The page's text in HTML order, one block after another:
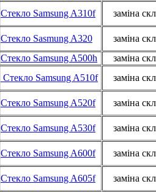
Стекло Samsung A310f заміна
Стекло Sasmung A320
заміна
Стекло Samsung A500h
заміна
Стекло Samsung A510f заміна
Стекло Samsung A520f заміна
Стекло Samsung A530f заміна
Стекло Samsung A600f заміна
Стекло Samsung A605f
заміна